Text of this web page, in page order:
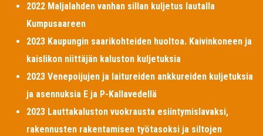
2022 Maljalahden vanhan sillan kuljetus lautalla
Kumpusaareen
2023 Kaupungin saarikohteiden huoltoa. Kaivinkoneen ja
kaislikon niittäjän kaluston kuljetuksia
2023 Venepoijujen ja laitureiden ankkureiden kuljetuksia
ja asennuksia E ja P-Kallavedellä
2023 Lauttakaluston vuokrausta esiintymislavaksi,
rakennusten rakentamisen työtasoksi ja siltojen